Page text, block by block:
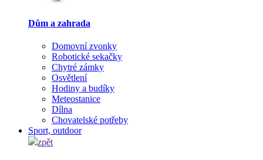
Dům a zahrada
Domovní zvonky
Robotické sekačky
Chytré zámky
Osvětlení
Hodiny a budíky
Meteostanice
Dílna
Chovatelské potřeby
Sport, outdoor
zpět